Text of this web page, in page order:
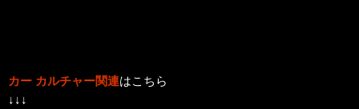
カー カルチャー関連はこちら
↓↓↓